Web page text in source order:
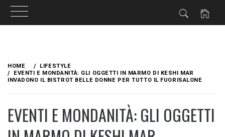
content
HOME
LIFESTYLE
EVENTI E MONDANITÀ: GLI OGGETTI IN MARMO DI KESHI MAR
INVADONO IL BISTROT BELLE DONNE PER TUTTO IL FUORISALONE
EVENTI E MONDANITÀ: GLI OGGETTI